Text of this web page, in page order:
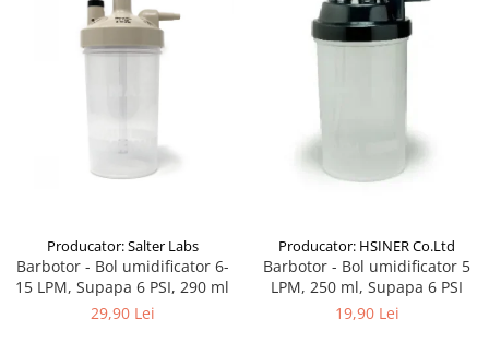
Producator: Salter Labs
Barbotor - Bol umidificator 6-
15 LPM, Supapa 6 PSI, 290 ml
29,90 Lei
Producator: HSINER Co.Ltd
Barbotor - Bol umidificator 5
LPM, 250 ml, Supapa 6 PSI
19,90 Lei